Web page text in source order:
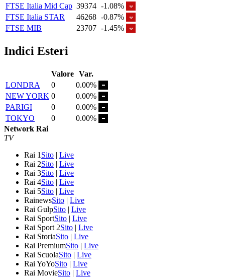
FTSE Italia Mid Cap 39374 -1.08%
FTSE Italia STAR
46268 -0.87%
FTSE MIB
23707 -1.45%
Indici Esteri
Valore Var.
LONDRA
0
0.00%
NEW YORK 0
0.00%
PARIGI
0
0.00%
TOKYO
0
0.00%
Network Rai
TV
Rai 1 Sito | Live
Rai 2Sito | Live
Rai 3Sito | Live
Rai 4Sito | Live
Rai 5Sito | Live
RainewsSito | Live
Rai GulpSito | Live
Rai SportSito | Live
Rai Sport 2Sito | Live
Rai StoriaSito | Live
Rai PremiumSito | Live
Rai ScuolaSito | Live
Rai YoYoSito | Live
Rai MovieSito | Live